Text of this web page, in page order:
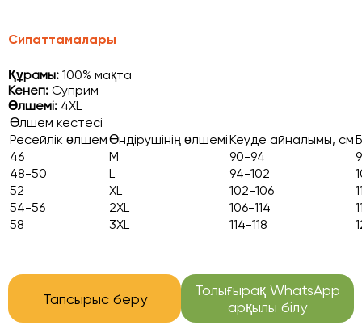
Сипаттамалары
Құрамы: 100% мақта
Кенеп: Cуприм
Өлшемі: 4XL
Өлшем кестесі
Ресейлік өлшемӨндірушінің өлшеміКеуде айналымы, см
46
M 90-94
48-50
L 94-102
52
XL 102-106
54-56
2XL 106-114
58
3XL 114-118
Тапсырыс беру
Толығырақ WhatsApp
арқылы білу